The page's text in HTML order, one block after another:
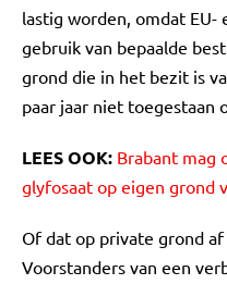
lastig worden, omdat
gebruik van bepaalde
grond die in het bezit is
paar jaar niet toegestaan
LEES OOK: Brabant mag
glyfosaat op eigen grond
Of dat op private grond
Voorstanders van een